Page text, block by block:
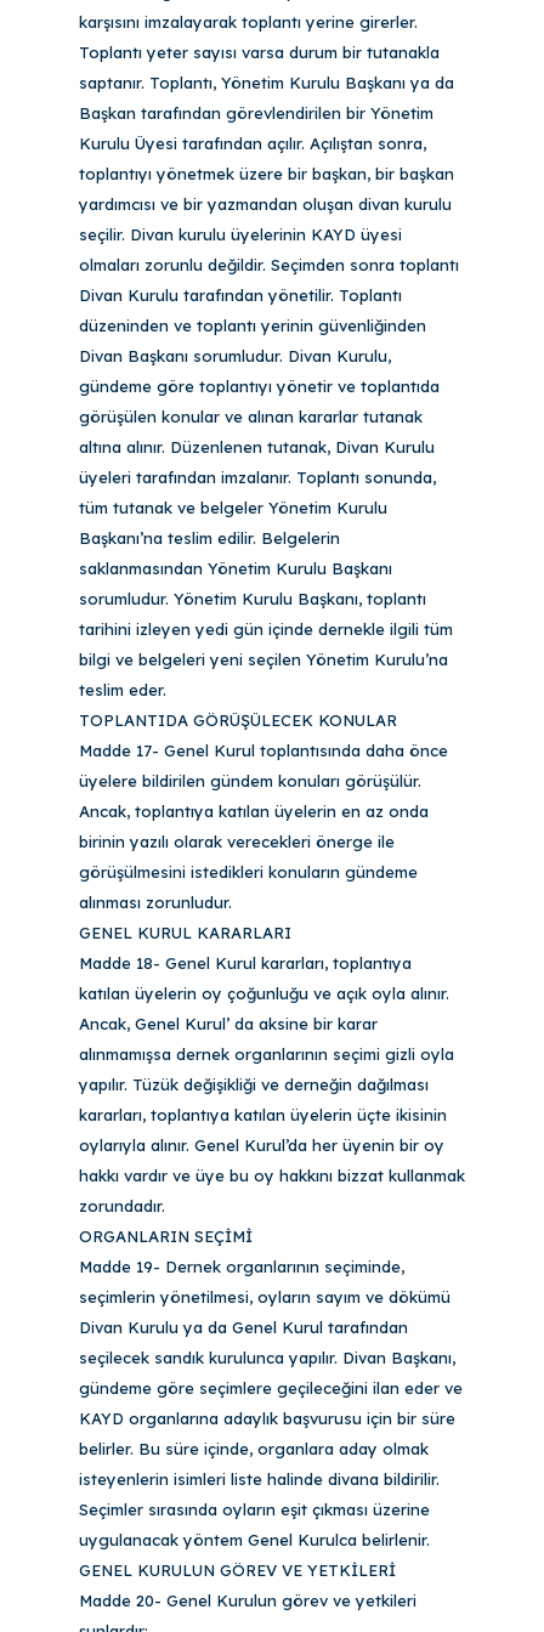
karşısını imzalayarak toplantı yerine girerler.
Toplantı yeter sayısı varsa durum bir tutanakla
saptanır. Toplantı, Yönetim Kurulu Başkanı ya da
Başkan tarafından görevlendirilen bir Yönetim
Kurulu Üyesi tarafından açılır. Açılıştan sonra,
toplantıyı yönetmek üzere bir başkan, bir başkan
yardımcısı ve bir yazmandan oluşan divan kurulu
seçilir. Divan kurulu üyelerinin KAYD üyesi
olmaları zorunlu değildir. Seçimden sonra toplantı
Divan Kurulu tarafından yönetilir. Toplantı
düzeninden ve toplantı yerinin güvenliğinden
Divan Başkanı sorumludur. Divan Kurulu,
gündeme göre toplantıyı yönetir ve toplantıda
görüşülen konular ve alınan kararlar tutanak
altına alınır. Düzenlenen tutanak, Divan Kurulu
üyeleri tarafından imzalanır. Toplantı sonunda,
tüm tutanak ve belgeler Yönetim Kurulu
Başkanı’na teslim edilir. Belgelerin
saklanmasından Yönetim Kurulu Başkanı
sorumludur. Yönetim Kurulu Başkanı, toplantı
tarihini izleyen yedi gün içinde dernekle ilgili tüm
bilgi ve belgeleri yeni seçilen Yönetim Kurulu’na
teslim eder.
TOPLANTIDA GÖRÜŞÜLECEK KONULAR
Madde 17- Genel Kurul toplantısında daha önce
üyelere bildirilen gündem konuları görüşülür.
Ancak, toplantıya katılan üyelerin en az onda
birinin yazılı olarak verecekleri önerge ile
görüşülmesini istedikleri konuların gündeme
alınması zorunludur.
GENEL KURUL KARARLARI
Madde 18- Genel Kurul kararları, toplantıya
katılan üyelerin oy çoğunluğu ve açık oyla alınır.
Ancak, Genel Kurul’ da aksine bir karar
alınmamışsa dernek organlarının seçimi gizli oyla
yapılır. Tüzük değişikliği ve derneğin dağılması
kararları, toplantıya katılan üyelerin üçte ikisinin
oylarıyla alınır. Genel Kurul’da her üyenin bir oy
hakkı vardır ve üye bu oy hakkını bizzat kullanmak
zorundadır.
ORGANLARIN SEÇİMİ
Madde 19- Dernek organlarının seçiminde,
seçimlerin yönetilmesi, oyların sayım ve dökümü
Divan Kurulu ya da Genel Kurul tarafından
seçilecek sandık kurulunca yapılır. Divan Başkanı,
gündeme göre seçimlere geçileceğini ilan eder ve
KAYD organlarına adaylık başvurusu için bir süre
belirler. Bu süre içinde, organlara aday olmak
isteyenlerin isimleri liste halinde divana bildirilir.
Seçimler sırasında oyların eşit çıkması üzerine
uygulanacak yöntem Genel Kurulca belirlenir.
GENEL KURULUN GÖREV VE YETKİLERİ
Madde 20- Genel Kurulun görev ve yetkileri